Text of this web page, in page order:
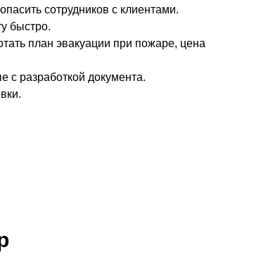
сотрудников с клиентами.
быстро.
план эвакуации при пожаре, цена
с разработкой документа.